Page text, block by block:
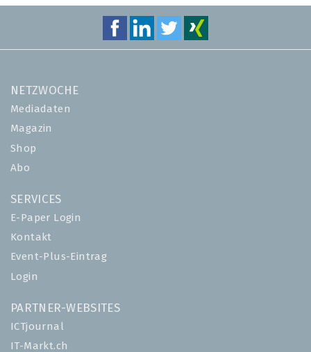
NETZWOCHE
Mediadaten
Magazin
Shop
Abo
SERVICES
E-Paper Login
Kontakt
Event-Plus-Eintrag
Login
PARTNER-WEBSITES
ICTjournal
IT-Markt.ch